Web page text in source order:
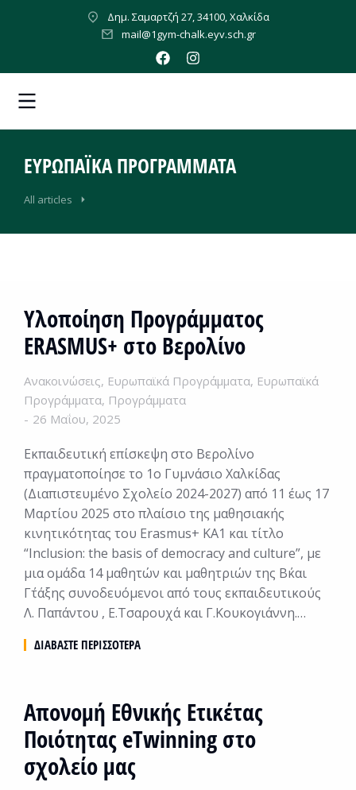
Δημ. Σαμαρτζή 27, 34100, Χαλκίδα
mail@1gym-chalk.eyv.sch.gr
ΕΥΡΩΠΑΪΚΆ ΠΡΟΓΡΆΜΜΑΤΑ
All articles
Υλοποίηση Προγράμματος
ERASMUS+ στο Βερολίνο
Ανακοινώσεις, Ευρωπαϊκά Προγράμματα, Ευρωπαϊκά
Προγράμματα, Προγράμματα
26 Μαΐου, 2025
Εκπαιδευτική επίσκεψη στο Βερολίνο
πραγματοποίησε το 1ο Γυμνάσιο Χαλκίδας
(Διαπιστευμένο Σχολείο 2024-2027) από 11 έως 17
Μαρτίου 2025 στο πλαίσιο της μαθησιακής
κινητικότητας του Erasmus+ KA1 και τίτλο
“Inclusion: the basis of democracy and culture”, με
μια ομάδα 14 μαθητών και μαθητριών της Β΄και
Γ΄τάξης συνοδευόμενοι από τους εκπαιδευτικούς
Λ. Παπάντου , Ε.Τσαρουχά και Γ.Κουκογιάννη.…
ΔΙΑΒΆΣΤΕ ΠΕΡΙΣΣΌΤΕΡΑ
Απονομή Εθνικής Ετικέτας
Ποιότητας eTwinning στο
σχολείο μας